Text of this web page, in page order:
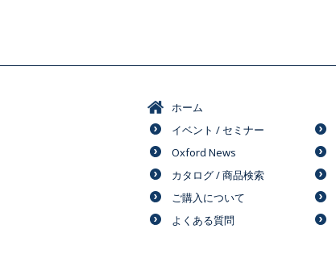
ホーム
イベント / セミナー
Oxford News
カタログ / 商品検索
ご購入について
よくある質問